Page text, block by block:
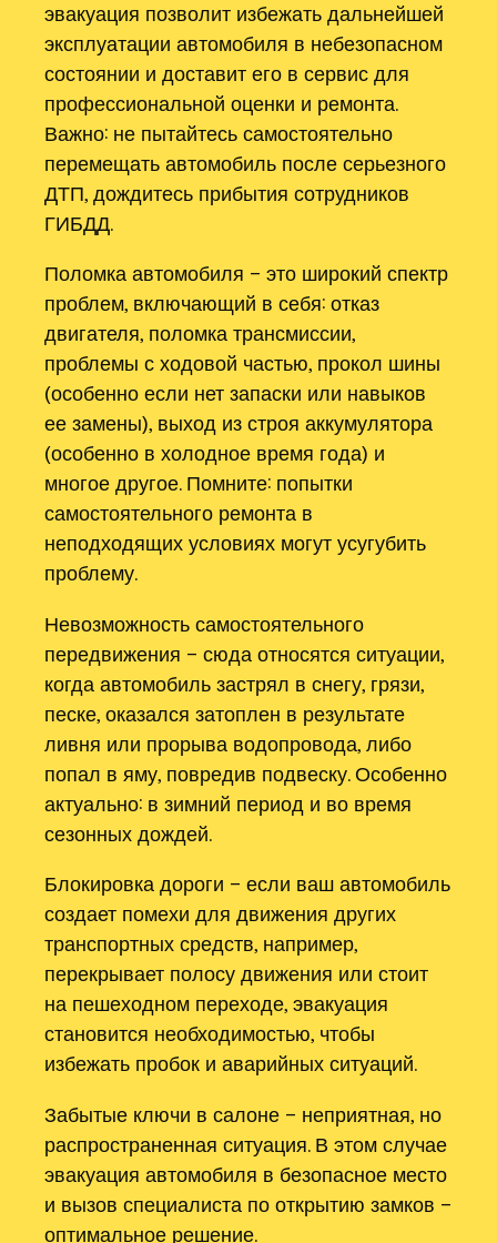
эвакуация позволит избежать дальнейшей
эксплуатации автомобиля в небезопасном
состоянии и доставит его в сервис для
профессиональной оценки и ремонта.
Важно: не пытайтесь самостоятельно
перемещать автомобиль после серьезного
ДТП, дождитесь прибытия сотрудников
ГИБДД.
Поломка автомобиля – это широкий спектр
проблем, включающий в себя: отказ
двигателя, поломка трансмиссии,
проблемы с ходовой частью, прокол шины
(особенно если нет запаски или навыков
ее замены), выход из строя аккумулятора
(особенно в холодное время года) и
многое другое. Помните: попытки
самостоятельного ремонта в
неподходящих условиях могут усугубить
проблему.
Невозможность самостоятельного
передвижения – сюда относятся ситуации,
когда автомобиль застрял в снегу, грязи,
песке, оказался затоплен в результате
ливня или прорыва водопровода, либо
попал в яму, повредив подвеску. Особенно
актуально: в зимний период и во время
сезонных дождей.
Блокировка дороги – если ваш автомобиль
создает помехи для движения других
транспортных средств, например,
перекрывает полосу движения или стоит
на пешеходном переходе, эвакуация
становится необходимостью, чтобы
избежать пробок и аварийных ситуаций.
Забытые ключи в салоне – неприятная, но
распространенная ситуация. В этом случае
эвакуация автомобиля в безопасное место
и вызов специалиста по открытию замков –
оптимальное решение.